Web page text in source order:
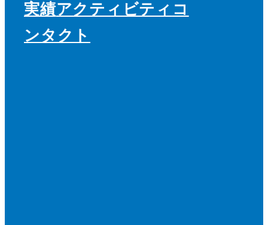
実績アクティビティ コ
ンタクト